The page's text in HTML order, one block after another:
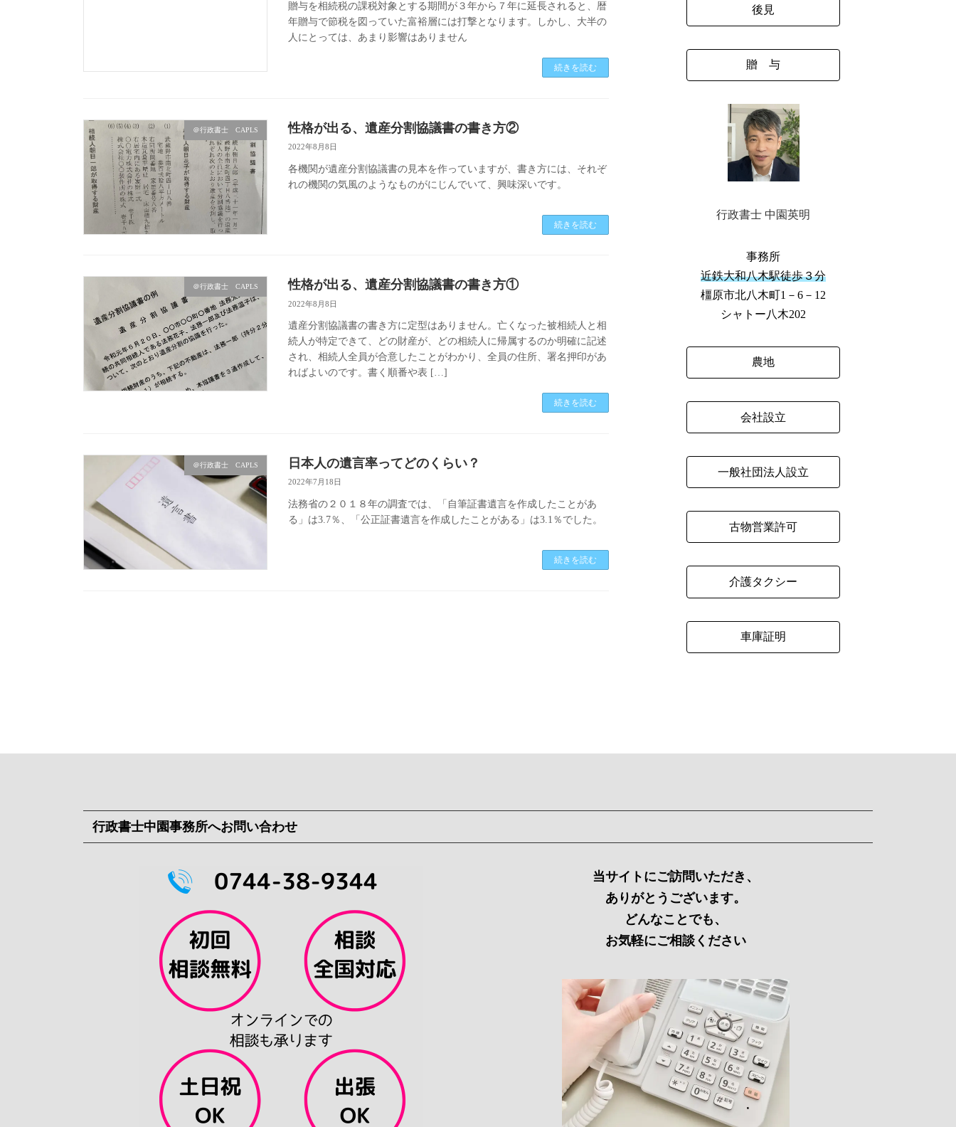
贈与を相続税の課税対象とする期間が３年から７年に延長されると、暦
年贈与で節税を図っていた富裕層には打撃となります。しかし、大半の
人にとっては、あまり影響はありません
続きを読む
＠行政書士 CAPLS 性格が出る、遺産分割協議書の書き方②
2022年8月8日
各機関が遺産分割協議書の見本を作っていますが、書き方には、それぞ
れの機関の気風のようなものがにじんでいて、興味深いです。
続きを読む
＠行政書士 CAPLS 性格が出る、遺産分割協議書の書き方①
2022年8月8日
遺産分割協議書の書き方に定型はありません。亡くなった被相続人と相
続人が特定できて、どの財産が、どの相続人に帰属するのか明確に記述
され、相続人全員が合意したことがわかり、全員の住所、署名押印があ
ればよいのです。書く順番や表 […]
続きを読む
＠行政書士 CAPLS 日本人の遺言率ってどのくらい？
2022年7月18日
法務省の２０１８年の調査では、「自筆証書遺言を作成したことがあ
る」は3.7％、「公正証書遺言を作成したことがある」は3.1％でした。
続きを読む
後見
贈 与
行政書士 中園英明
事務所
近鉄大和八木駅徒歩３分
橿原市北八木町1－6－12
シャトー八木202
農地
会社設立
一般社団法人設立
古物営業許可
介護タクシー
車庫証明
行政書士中園事務所へお問い合わせ
当サイトにご訪問いただき、
ありがとうございます。
どんなことでも、
お気軽にご相談ください